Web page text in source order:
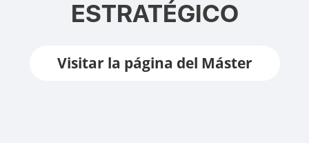
ESTRATÉGICO
Visitar la página del Máster